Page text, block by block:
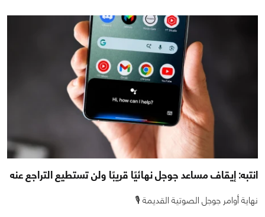
انتبه: إيقاف مساعد جوجل نهائيًا قريبًا ولن تستطيع التراجع عنه
نهاية أوامر جوجل الصوتية القديمة 🎙️